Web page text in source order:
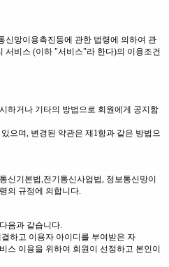
신망이용촉진등에 관한 법령에 의하여 관
서비스 (이하 "서비스"라 한다)의 이용조건
하거나 기타의 방법으로 회원에게 공지함
으며, 변경된 약관은 제1항과 같은 방법으
신기본법,전기통신사업법, 정보통신망이
의 규정에 의합니다.
음과 같습니다.
하고 이용자 아이디를 부여받은 자
이용을 위하여 회원이 선정하고 본인이